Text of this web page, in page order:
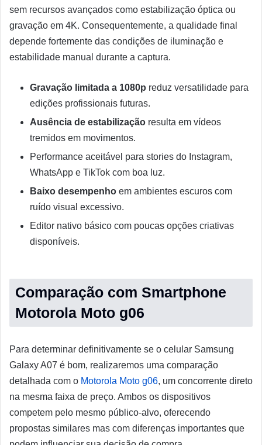
sem recursos avançados como estabilização óptica ou
gravação em 4K. Consequentemente, a qualidade final
depende fortemente das condições de iluminação e
estabilidade manual durante a captura.
Gravação limitada a 1080p reduz versatilidade para
edições profissionais futuras.
Ausência de estabilização resulta em vídeos
tremidos em movimentos.
Performance aceitável para stories do Instagram,
WhatsApp e TikTok com boa luz.
Baixo desempenho em ambientes escuros com
ruído visual excessivo.
Editor nativo básico com poucas opções criativas
disponíveis.
Comparação com Smartphone
Motorola Moto g06
Para determinar definitivamente se o celular Samsung
Galaxy A07 é bom, realizaremos uma comparação
detalhada com o Motorola Moto g06, um concorrente direto
na mesma faixa de preço. Ambos os dispositivos
competem pelo mesmo público-alvo, oferecendo
propostas similares mas com diferenças importantes que